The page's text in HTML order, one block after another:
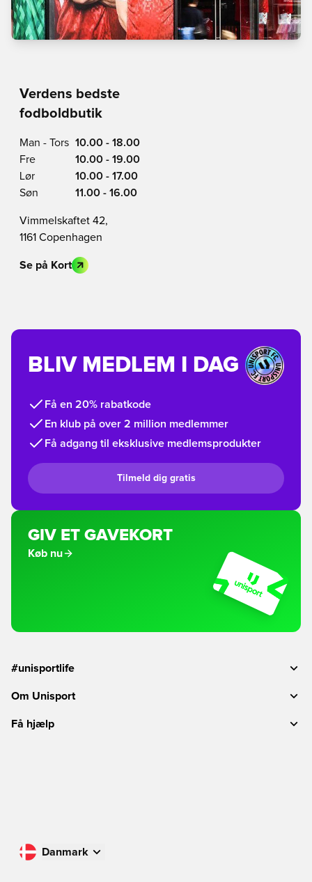
Verdens bedste
fodboldbutik
Man - Tors 10.00 - 18.00
Fre
10.00 - 19.00
Lør
10.00 - 17.00
Søn
11.00 - 16.00
Vimmelskaftet 42,
1161 Copenhagen
Se på Kort
BLIV MEDLEM I DAG
Få en 20% rabatkode
En klub på over 2 million medlemmer
Få adgang til eksklusive medlemsprodukter
Tilmeld dig gratis
GIV ET GAVEKORT
Køb nu
#unisportlife
Om Unisport
Få hjælp
Danmark